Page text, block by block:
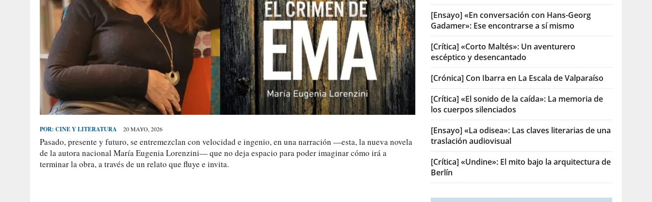
POR: CINE Y LITERATURA 20 MAYO, 2026
Pasado, presente y futuro, se entremezclan con velocidad e ingenio, en una narración —esta, la nueva novela
de la autora nacional María Eugenia Lorenzini— que no deja espacio para poder imaginar cómo irá a
terminar la obra, a través de un relato que fluye e invita.
[Ensayo] «En conversación con Hans-Georg
Gadamer»: Ese encontrarse a sí mismo
[Crítica] «Corto Maltés»: Un aventurero
escéptico y desencantado
[Crónica] Con Ibarra en La Escala de Valparaíso
[Crítica] «El sonido de la caída»: La memoria de
los cuerpos silenciados
[Ensayo] «La odisea»: Las claves literarias de una
traslación audiovisual
[Crítica] «Undine»: El mito bajo la arquitectura de
Berlín